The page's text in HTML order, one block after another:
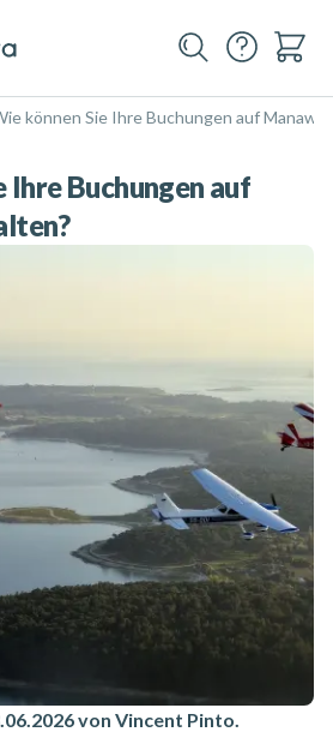
können Sie Ihre Buchungen auf Manawa
Ihre Buchungen auf
von Vincent Pinto.